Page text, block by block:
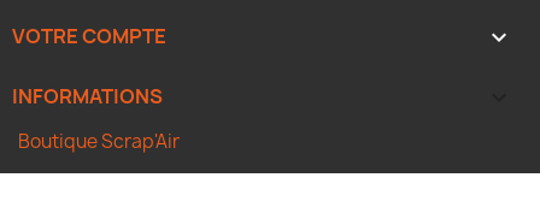
VOTRE COMPTE 
INFORMATIONS
Boutique Scrap'Air